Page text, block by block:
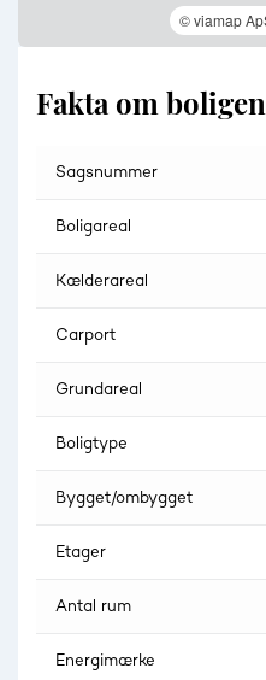
© viamap
Fakta om boligen
Sagsnummer
Boligareal
Kælderareal
Carport
Grundareal
Boligtype
Bygget/ombygget
Etager
Antal rum
Energimærke